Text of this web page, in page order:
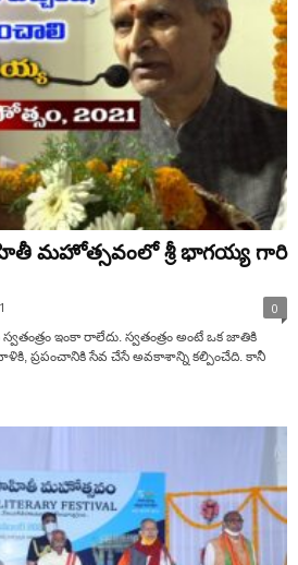
మ‌హోత్స‌వంలో శ్రీ భాగయ్య గారి
0
ఇంకా రాలేదు. స్వతంత్రం అంటే ఒక జాతికి
ప్ర‌పంచానికి సేవ చేసే అవ‌కాశాన్ని క‌ల్పించేది. కానీ